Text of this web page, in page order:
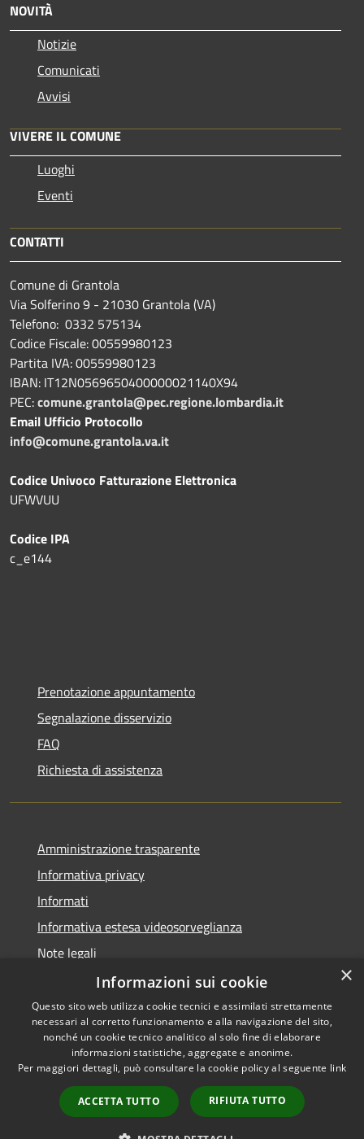
NOVITÀ
Notizie
Comunicati
Avvisi
VIVERE IL COMUNE
Luoghi
Eventi
CONTATTI
Comune di Grantola
Via Solferino 9 - 21030 Grantola (VA)
Telefono: 0332 575134
Codice Fiscale: 00559980123
Partita IVA: 00559980123
IBAN: IT12N0569650400000021140X94
PEC:comune.grantola@pec.regione.lombardia.it
Email Ufficio Protocollo
info@comune.grantola.va.it
Codice Univoco Fatturazione Elettronica
UFWVUU
Codice IPA
c_e144
Prenotazione appuntamento
Segnalazione disservizio
FAQ
Richiesta di assistenza
Amministrazione trasparente
Informativa privacy
Informati
Informativa estesa videosorveglianza
Note legali
Dichiarazione di accessibilità
RSS
Accessibilità
Copyright © 2026 • Comune di
Municipium•
Accesso
redazione
×
Informazioni sui cookie
Questo sito web utilizza cookie tecnici e assimilati strettamente
necessari al corretto funzionamento e alla navigazione del sito,
nonché un cookie tecnico analitico al solo fine di elaborare
informazioni statistiche, aggregate e anonime.
Per maggiori dettagli, può consultare la cookie policy al seguente link
ACCETTA TUTTO RIFIUTA TUTTO